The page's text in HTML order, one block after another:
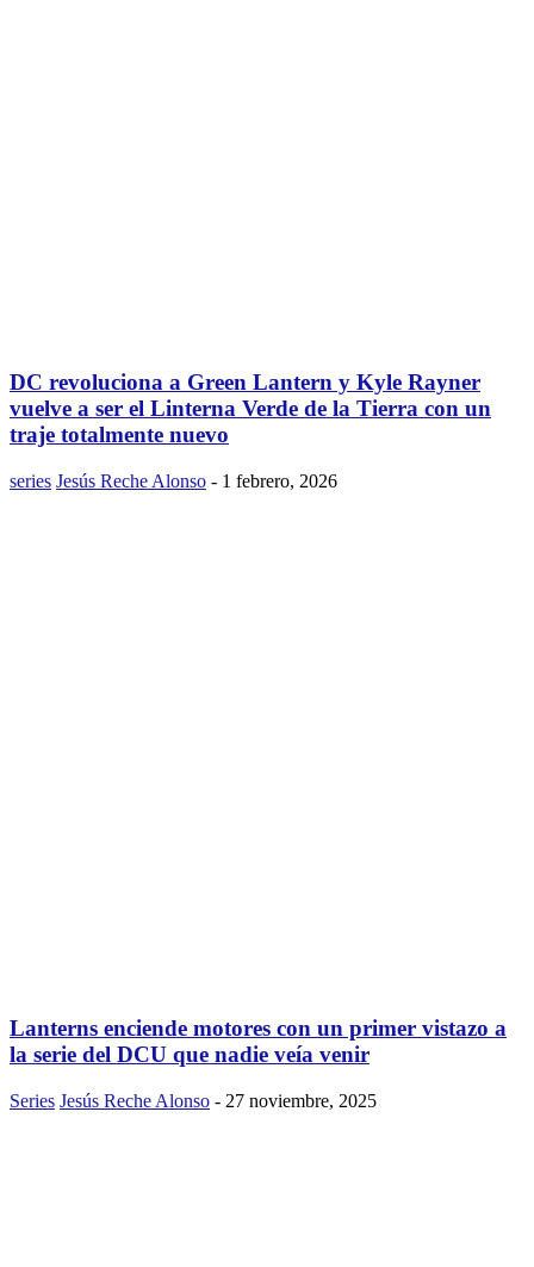
DC revoluciona a Green Lantern y Kyle Rayner
vuelve a ser el Linterna Verde de la Tierra con un
traje totalmente nuevo
series Jesús Reche Alonso - 1 febrero, 2026
Lanterns enciende motores con un primer vistazo a
la serie del DCU que nadie veía venir
Series Jesús Reche Alonso - 27 noviembre, 2025